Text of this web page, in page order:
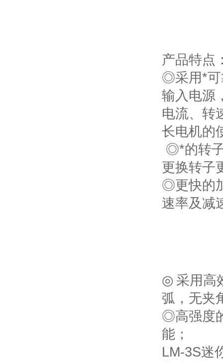
产品特点
◎采用*可
输入电源
电流、转
长电机的
◎*的转
更换转子
◎更快的
速率及减
◎ 采用高
弧，无夹
◎高强度
能；
LM-3S迷